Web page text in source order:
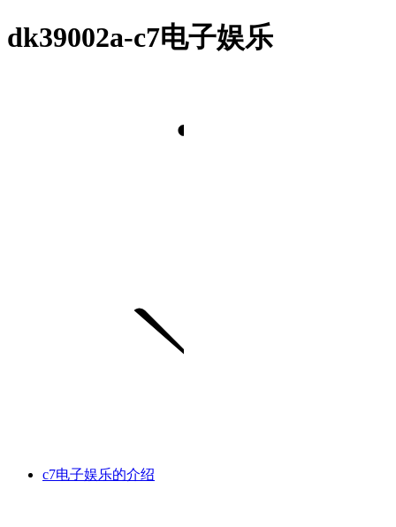
dk39002a-c7电子娱乐
c7电子娱乐的介绍